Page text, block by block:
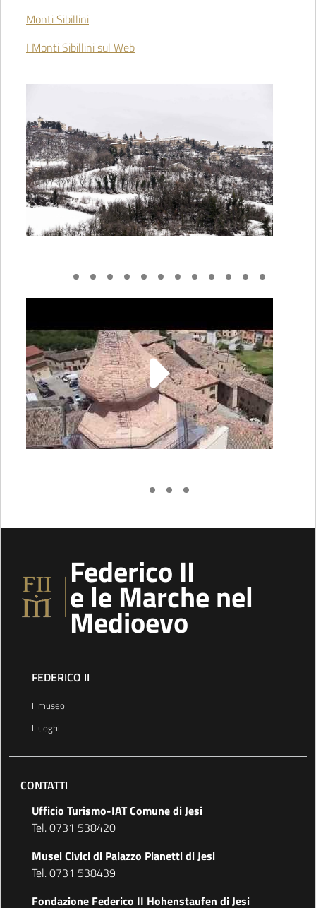
Monti Sibillini
I Monti Sibillini sul Web
Federico II
e le Marche nel
Medioevo
FEDERICO II
Il museo
I luoghi
CONTATTI
Ufficio Turismo-IAT Comune di Jesi
Tel. 0731 538420
Musei Civici di Palazzo Pianetti di Jesi
Tel. 0731 538439
Fondazione Federico II Hohenstaufen di Jesi